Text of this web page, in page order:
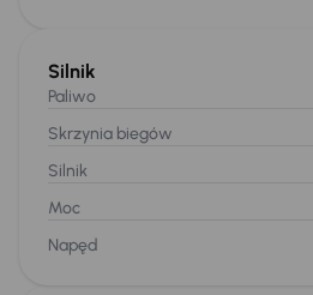
Silnik
Paliwo
Skrzynia biegów
Silnik
Moc
Napęd